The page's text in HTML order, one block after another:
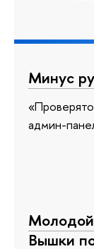
Минус
админ-
Вышки